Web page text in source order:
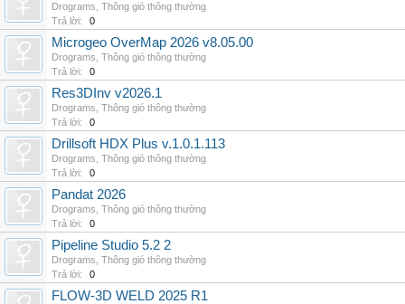
Drograms Thông gió thông thường
Trả lời:
0
Microgeo OverMap 2026 v8.05.00
Drograms Thông gió thông thường
Trả lời:
0
Res3DInv v2026.1
Drograms Thông gió thông thường
Trả lời:
0
Drillsoft HDX Plus v.1.0.1.113
Drograms Thông gió thông thường
Trả lời:
0
Pandat 2026
Drograms Thông gió thông thường
Trả lời:
0
Pipeline Studio 5.2 2
Drograms Thông gió thông thường
Trả lời:
0
FLOW-3D WELD 2025 R1